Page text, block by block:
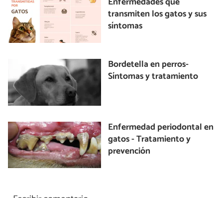
transmiten los gatos y sus
síntomas
Bordetella en perros-
Síntomas y tratamiento
Enfermedad periodontal en
gatos - Tratamiento y
prevención